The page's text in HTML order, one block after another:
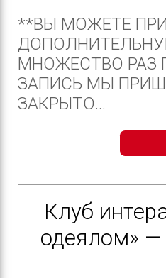
**ВЫ МОЖЕТЕ
МНОЖЕСТВО РАЗ
ЗАПИСЬ МЫ
ЗАКРЫТО...
Клуб
одеялом»